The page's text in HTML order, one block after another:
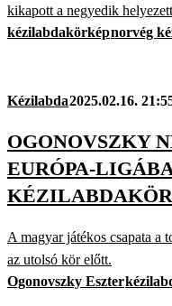
kikapott a negyedik
kézilabdakörképnorvég
Kézilabda2025.02.16.
OGONOVSZKY
EURÓPA-
A magyar játékos csapata a
az utolsó kör előtt.
Ogonovszky Eszter